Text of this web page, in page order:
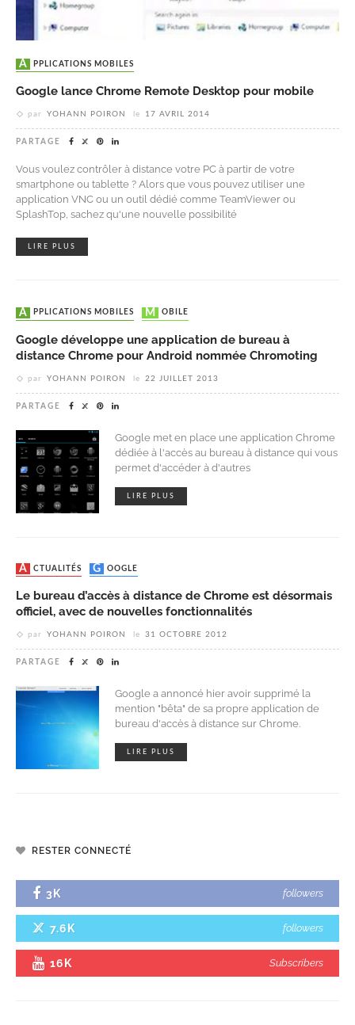
APPLICATIONS MOBILES
Google lance Chrome Remote Desktop pour mobile
par YOHANN POIRON le 17 AVRIL 2014
PARTAGE
Vous voulez contrôler à distance votre PC à partir de votre
smartphone ou tablette ? Alors que vous pouvez utiliser une
application VNC ou un outil dédié comme TeamViewer ou
SplashTop, sachez qu'une nouvelle possibilité
LIRE PLUS
APPLICATIONS MOBILES MOBILE
Google développe une application de bureau à
distance Chrome pour Android nommée Chromoting
par YOHANN POIRON le 22 JUILLET 2013
PARTAGE
Google met en place une application Chrome
dédiée à l'accès au bureau à distance qui vous
permet d'accéder à d'autres
LIRE PLUS
ACTUALITÉS GOOGLE
Le bureau d’accès à distance de Chrome est désormais
officiel, avec de nouvelles fonctionnalités
par YOHANN POIRON le 31 OCTOBRE 2012
PARTAGE
Google a annoncé hier avoir supprimé la
mention "bêta" de sa propre application de
bureau d'accès à distance sur Chrome.
LIRE PLUS
RESTER CONNECTÉ
3K followers
7.6K followers
16K Subscribers